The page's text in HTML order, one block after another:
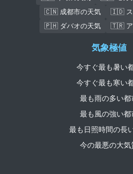
🇨🇳 成都市の天気
🇮🇩 ス
🇵🇭 ダバオの天気
🇹🇷 ア
気象極値
今すぐ最も暑い
今すぐ最も寒い
最も雨の多い都
最も風の強い都
最も日照時間の長
今の最悪の大気